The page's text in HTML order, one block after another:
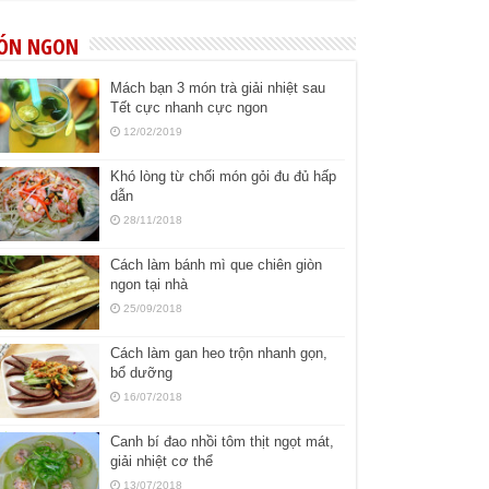
NGON
Mách bạn 3 món trà giải nhiệt sau
Tết cực nhanh cực ngon
12/02/2019
Khó lòng từ chối món gỏi đu đủ hấp
dẫn
28/11/2018
Cách làm bánh mì que chiên giòn
ngon tại nhà
25/09/2018
Cách làm gan heo trộn nhanh gọn,
bổ dưỡng
16/07/2018
Canh bí đao nhồi tôm thịt ngọt mát,
giải nhiệt cơ thể
13/07/2018